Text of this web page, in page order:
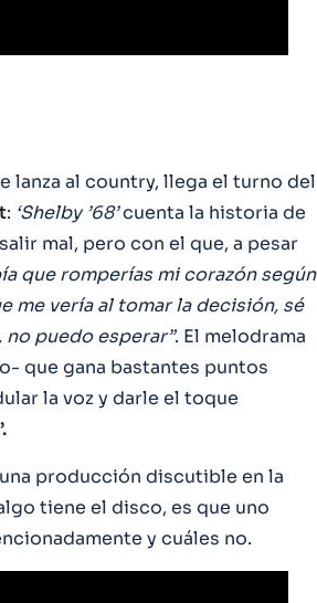
lanza al country, llega el turno del
: ‘Shelby ’68’cuenta la historia de
mal, pero con el que, a pesar
que romperías mi corazón según
me vería al tomar la decisión, sé
puedo esperar”. El melodrama
que gana bastantes puntos
la voz y darle el toque
producción discutible en la
tiene el disco, es que uno
y cuáles no.